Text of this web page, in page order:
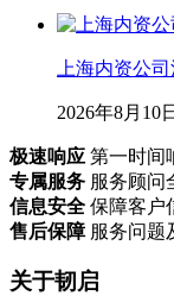
上海内资公
2026年8月10日
极速响应 第一时间
专属服务 服务顾问
信息安全 保障客户
售后保障 服务问题
关于韧启